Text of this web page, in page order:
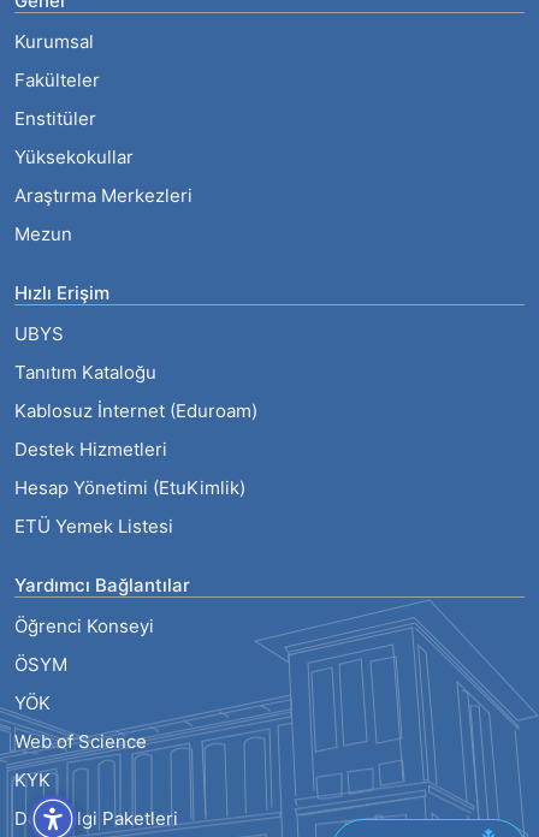
Kurumsal
Fakülteler
Enstitüler
Yüksekokullar
Araştırma Merkezleri
Mezun
Hızlı Erişim
UBYS
Tanıtım Kataloğu
Kablosuz İnternet (Eduroam)
Destek Hizmetleri
Hesap Yönetimi (EtuKimlik)
ETÜ Yemek Listesi
Yardımcı Bağlantılar
Öğrenci Konseyi
ÖSYM
YÖK
Web of Science
KYK
Ders Bilgi Paketleri